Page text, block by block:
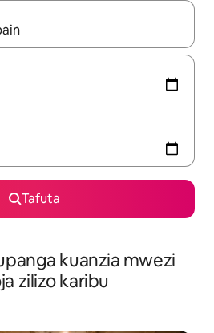
vinjari kwa kutumia vitufe vya
Tafuta
kuanzia mwezi
zilizo karibu